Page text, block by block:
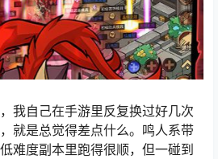
我自己在手游里反复换过好几次
就是总觉得差点什么。鸣人系带
难度副本里跑得很顺，但一碰到